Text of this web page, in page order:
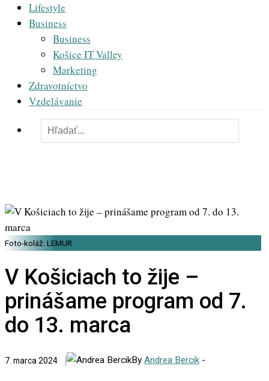
Lifestyle
Business
Business
Košice IT Valley
Marketing
Zdravotníctvo
Vzdelávanie
Foto-koláž: LEMUR
V Košiciach to žije –
prinášame program od 7.
do 13. marca
7. marca 2024 By Andrea Bercik -